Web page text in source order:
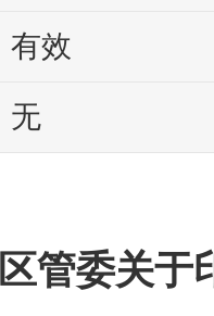
有效
无
管委关于